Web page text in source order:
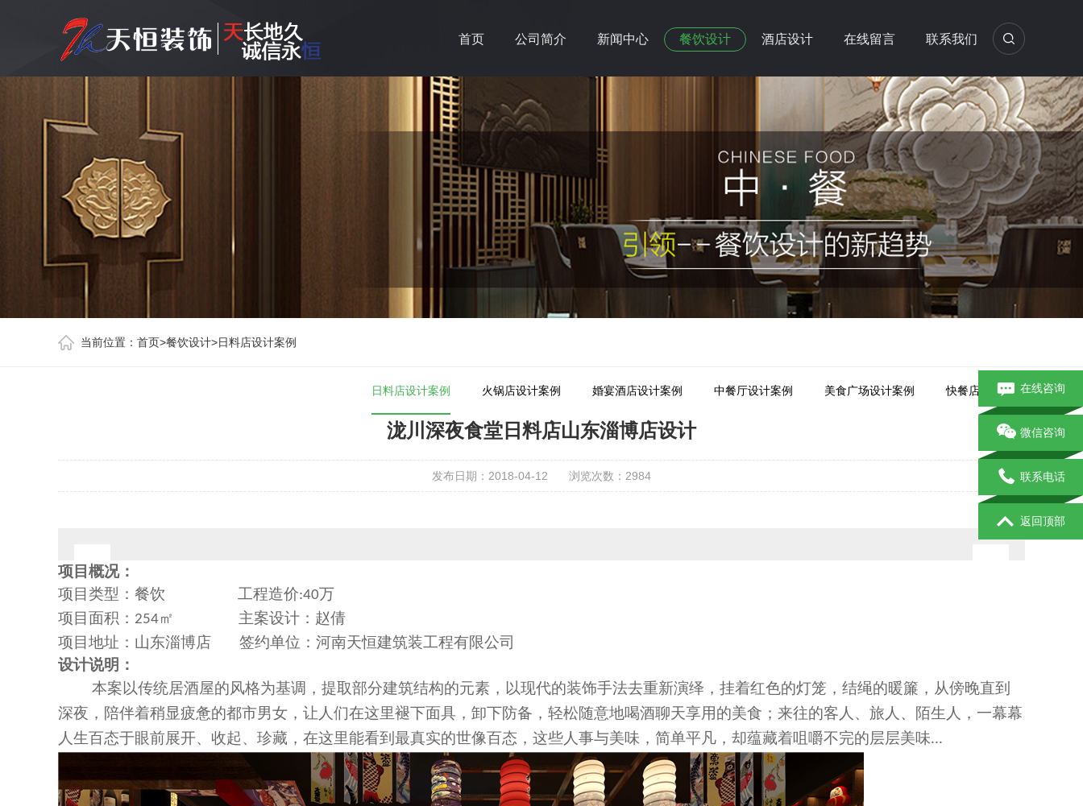
首页 公司简介 新闻中心 餐饮设计 酒店设计 在线留言 联系我们
当前位置： 首页>餐饮设计>日料店设计案例
日料店设计案例 火锅店设计案例 婚宴酒店设计案例 中餐厅设计案例 美食广场设计案例 快餐店设计案例
泷川深夜食堂日料店山东淄博店设计
发布日期：2018-04-12 浏览次数： 2984
项目概况：
项目类型： 餐饮 工程造价:40万
项目面积： 254㎡ 主案设计： 赵倩
项目地址： 山东淄博店 签约单位： 河南天恒建筑装工程有限公司
设计说明：
本案以传统居酒屋的风格为基调，提取部分建筑结构的元素，以现代的装饰手法去重新演绎， 挂着红色的灯笼，结绳的暖簾，从傍晚直到
深夜，陪伴着稍显疲惫的都市男女 ， 让 人们在这里褪下面具，卸下防备，轻松随意地喝酒聊天享用的美食 ； 来往的客人 、旅人、陌生人，一幕幕
人生百态于眼前展开、收起、珍藏 ， 在这里能看到最真实的世像百态 ， 这些人事与美味，简单平凡，却蕴藏着咀嚼不完的层层美味...
在线咨询
微信咨询
联系电话
返回顶部